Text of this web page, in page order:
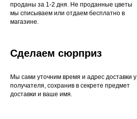
проданы за 1-2 дня. Не проданные цветы
мы списываем или отдаем бесплатно в
магазине.
Сделаем сюрприз
Мы сами уточним время и адрес доставки у
получателя, сохранив в секрете предмет
доставки и ваше имя.